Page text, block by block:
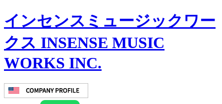
インセンスミュージックワー
クス INSENSE MUSIC
WORKS INC.